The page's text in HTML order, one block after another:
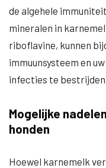
de algehele
mineralen in
riboflavine, kunnen
immuunsysteem en
infecties te
Mogelijke
honden
Hoewel karnemelk